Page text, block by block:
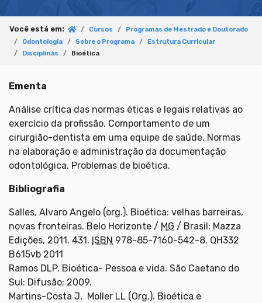
Você está em: Cursos
Programas de Mestrado e Doutorado
Odontologia
Sobre o Programa
Estrutura Curricular
Disciplinas
Bioética
Ementa
Análise crítica das normas éticas e legais relativas ao
exercício da profissão. Comportamento de um
cirurgião-dentista em uma equipe de saúde. Normas
na elaboração e administração da documentação
odontológica. Problemas de bioética.
Bibliografia
Salles, Alvaro Angelo (org.). Bioética: velhas barreiras,
novas fronteiras. Belo Horizonte / MG / Brasil: Mazza
Edições, 2011. 431. ISBN 978-85-7160-542-8. QH332
B615vb 2011
Ramos DLP. Bioética- Pessoa e vida. São Caetano do
Sul: Difusão; 2009.
Martins-Costa J, Moller LL (Org.). Bioética e